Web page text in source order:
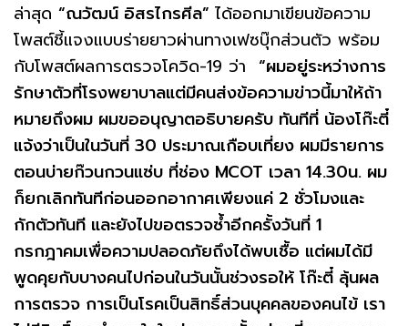
ล่าสุด “ณวัฒน์ อิสรไกรศีล” ได้ออกมาเขียนข้อความ
โพสต์ชี้แจงแบบร่ายยาวผ่านทางเฟซบุ๊กส่วนตัว พร้อม
กับโพสต์ผลการตรวจโควิด-19 ว่า “ผมอยู่ระหว่างการ
รักษาตัวที่โรงพยาบาลแต่มีคนส่งข้อความข่าวนี้มาให้ถ้า
หมายถึงผม ผมขออนุญาตอธิบายครับ ทันทีที่ น้องโก๊ะตี๋
แจ้งว่าเป็นในวันที่ 30 ประมาณเกือบเที่ยง ผมมีรายการ
ตอนบ่ายก๊วนกวนแซ่บ ที่ช่อง MCOT เวลา 14.30น. ผม
ก็ยกเลิกทันทีก่อนออกอากาศเพียงแค่ 2 ชั่วโมงและ
กักตัวทันที และยังไปขอตรวจซ้ำอีกครั้งวันที่ 1
กรกฎาคมเพื่อความปลอดภัยถึงได้พบเชื้อ แต่ผมได้มี
พูดคุยกับบางคนไปก่อนในวันนั้นช่วงรอให้ โก๊ะตี๋ ลุ้นผล
การตรวจ การเป็นโรคเป็นสิทธิ์ส่วนบุคคลของคนไข้ เรา